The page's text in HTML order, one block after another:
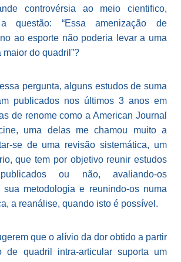
controvérsia ao meio cientifico,
a questão: “Essa amenização de
ao esporte não poderia levar a uma
do quadril”?
pergunta, alguns estudos de suma
publicados nos últimos 3 anos em
de renome como a American Journal
uma delas me chamou muito a
se de uma revisão sistemática, um
que tem por objetivo reunir estudos
ou não, avaliando-os
sua metodologia e reunindo-os numa
a reanálise, quando isto é possível.
que o alívio da dor obtido a partir
de quadril intra-articular suporta um